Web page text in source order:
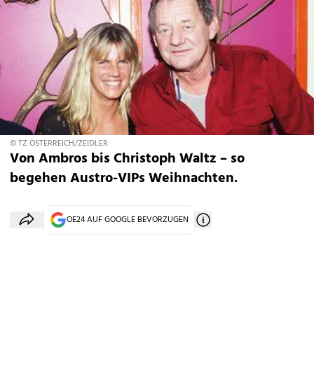
© TZ ÖSTERREICH/ZEIDLER
Von Ambros bis Christoph Waltz – so
begehen Austro-VIPs Weihnachten.
OE24 AUF GOOGLE BEVORZUGEN